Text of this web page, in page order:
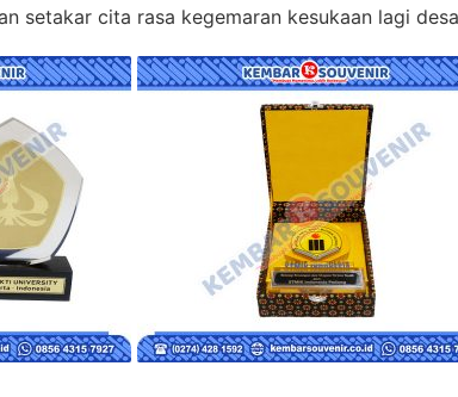
setakar cita rasa kegemaran kesukaan lagi